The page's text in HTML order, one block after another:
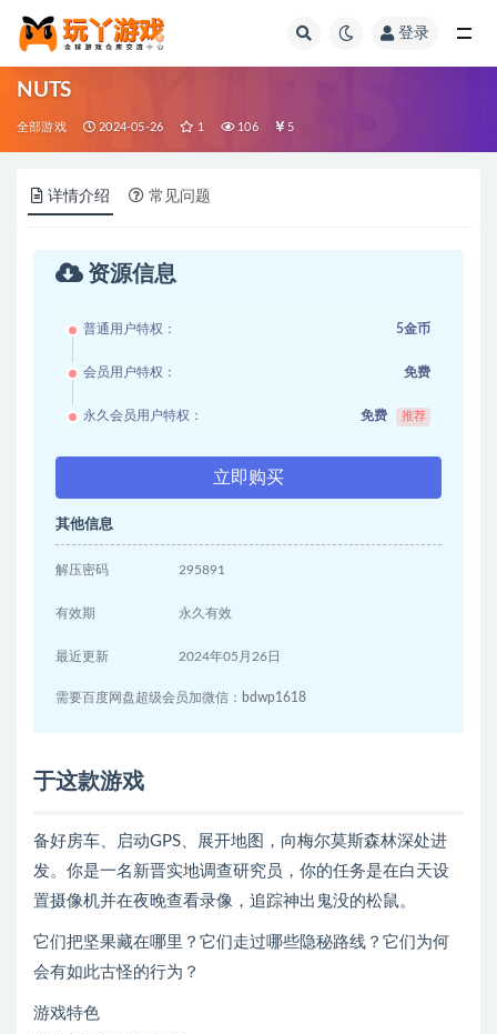
登录
NUTS
全部游戏 2024-05-26 1 106 5
详情介绍 常见问题
资源信息
普通用户特权： 5金币
会员用户特权： 免费
永久会员用户特权： 免费 推荐
立即购买
其他信息
解压密码 295891
有效期 永久有效
最近更新 2024年05月26日
需要百度网盘超级会员加微信：bdwp1618
于这款游戏
备好房车、启动GPS、展开地图，向梅尔莫斯森林深处进
发。你是一名新晋实地调查研究员，你的任务是在白天设
置摄像机并在夜晚查看录像，追踪神出鬼没的松鼠。
它们把坚果藏在哪里？它们走过哪些隐秘路线？它们为何
会有如此古怪的行为？
游戏特色